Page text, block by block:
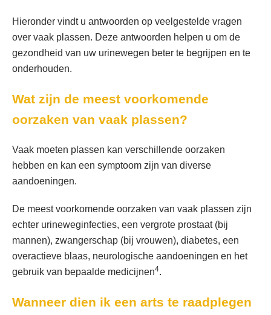
Hieronder vindt u antwoorden op veelgestelde vragen
over vaak plassen. Deze antwoorden helpen u om de
gezondheid van uw urinewegen beter te begrijpen en te
onderhouden.
Wat zijn de meest voorkomende
oorzaken van vaak plassen?
Vaak moeten plassen kan verschillende oorzaken
hebben en kan een symptoom zijn van diverse
aandoeningen.
De meest voorkomende oorzaken van vaak plassen zijn
echter urineweginfecties, een vergrote prostaat (bij
mannen), zwangerschap (bij vrouwen), diabetes, een
overactieve blaas, neurologische aandoeningen en het
gebruik van bepaalde medicijnen4.
Wanneer dien ik een arts te raadplegen